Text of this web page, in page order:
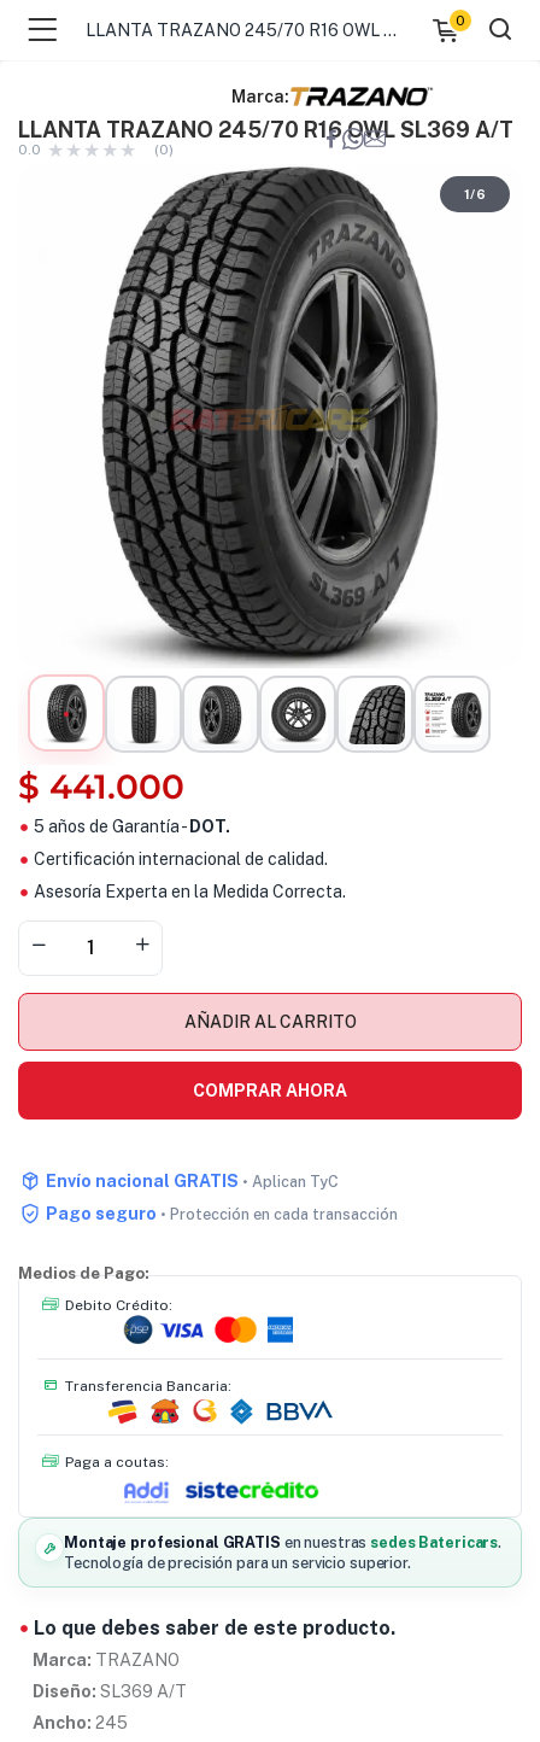
LLANTA TRAZANO 245/70 R16 OWL SL369 A/T
0
Marca:
LLANTA TRAZANO 245/70 R16 OWL SL369 A/T
0.0 (0)
1/6
$ 441.000
5 años de Garantía - DOT.
Certificación internacional de calidad.
Asesoría Experta en la Medida Correcta.
AÑADIR AL CARRITO
COMPRAR AHORA
Envío nacional GRATIS • Aplican TyC
Pago seguro • Protección en cada transacción
Medios de Pago:
Debito Crédito:
Transferencia Bancaria:
Paga a coutas:
Montaje profesional GRATIS en nuestras sedes Batericars.
Tecnología de precisión para un servicio superior.
Lo que debes saber de este producto.
Marca: TRAZANO
Diseño: SL369 A/T
Ancho: 245